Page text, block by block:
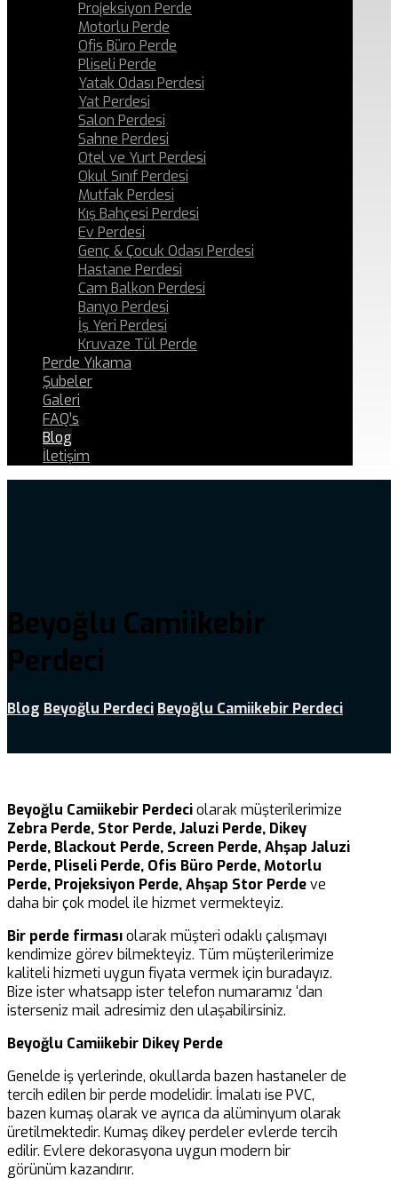
Projeksiyon Perde
Motorlu Perde
Ofis Büro Perde
Pliseli Perde
Yatak Odası Perdesi
Yat Perdesi
Salon Perdesi
Sahne Perdesi
Otel ve Yurt Perdesi
Okul Sınıf Perdesi
Mutfak Perdesi
Kış Bahçesi Perdesi
Ev Perdesi
Genç & Çocuk Odası Perdesi
Hastane Perdesi
Cam Balkon Perdesi
Banyo Perdesi
İş Yeri Perdesi
Kruvaze Tül Perde
Perde Yıkama
Şubeler
Galeri
FAQ’s
Blog
İletişim
Beyoğlu Camiikebir
Perdeci
Blog Beyoğlu Perdeci Beyoğlu Camiikebir Perdeci
Beyoğlu Camiikebir Perdeciolarak müşterilerimize
Zebra Perde, Stor Perde, Jaluzi Perde, Dikey
Perde, Blackout Perde, Screen Perde, Ahşap Jaluzi
Perde, Pliseli Perde, Ofis Büro Perde, Motorlu
Perde, Projeksiyon Perde, Ahşap Stor Perdeve
daha bir çok model ile hizmet vermekteyiz.
Bir perde firmasıolarak müşteri odaklı çalışmayı
kendimize görev bilmekteyiz. Tüm müşterilerimize
kaliteli hizmeti uygun fiyata vermek için buradayız.
Bize ister whatsapp ister telefon numaramız ‘dan
isterseniz mail adresimiz den ulaşabilirsiniz.
Beyoğlu Camiikebir Dikey Perde
Genelde iş yerlerinde, okullarda bazen hastaneler de
tercih edilen bir perde modelidir. İmalatı ise PVC,
bazen kumaş olarak ve ayrıca da alüminyum olarak
üretilmektedir. Kumaş dikey perdeler evlerde tercih
edilir. Evlere dekorasyona uygun modern bir
görünüm kazandırır.